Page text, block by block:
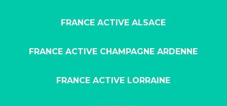
FRANCE ACTIVE ALSACE
FRANCE ACTIVE CHAMPAGNE ARDENNE
FRANCE ACTIVE LORRAINE